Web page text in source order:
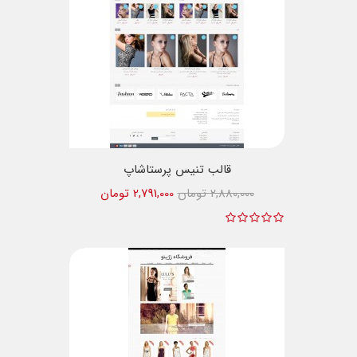
قالب تنیس پرستاشاپ
2,791,000 تومان
2,880,000 تومان